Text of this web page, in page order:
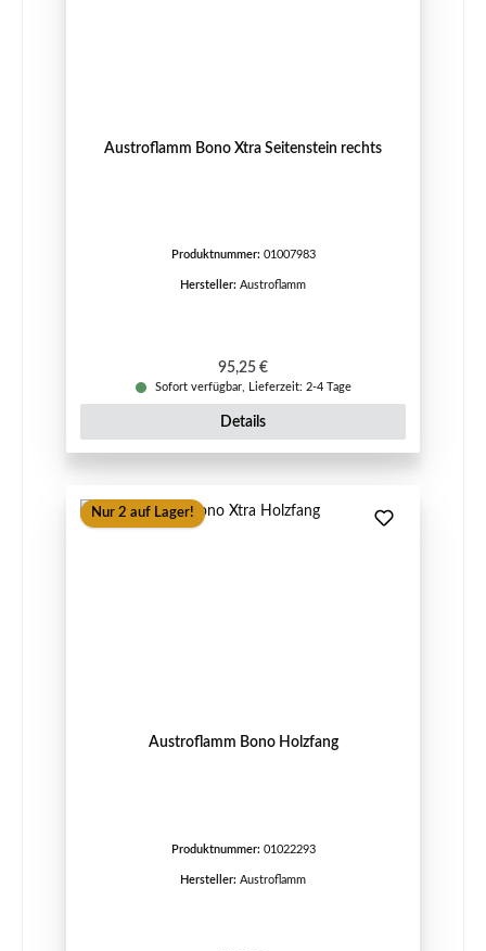
Austroflamm Bono Xtra Seitenstein rechts
Produktnummer: 01007983
Hersteller: Austroflamm
Regulärer Preis:
95,25 €
Sofort verfügbar, Lieferzeit: 2-4 Tage
Details
Nur 2 auf Lager!
Austroflamm Bono Holzfang
Produktnummer: 01022293
Hersteller: Austroflamm